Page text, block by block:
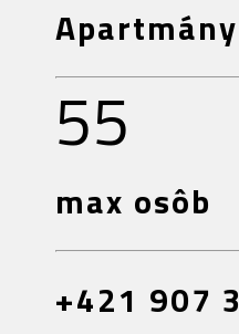
Apartmány
55
max osôb
+421 907